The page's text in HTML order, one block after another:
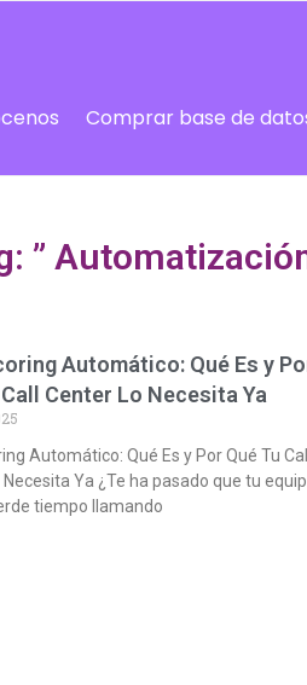
Comprar base de
”
Automático: Qué Es y
Center Lo Necesita Ya
Automático: Qué Es y Por Qué Tu Call
Ya ¿Te ha pasado que tu
tiempo llamando